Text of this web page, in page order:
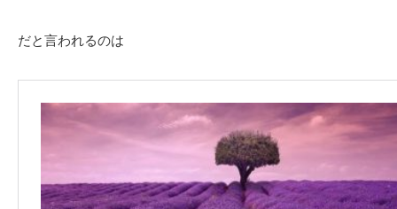
だと言われるのは